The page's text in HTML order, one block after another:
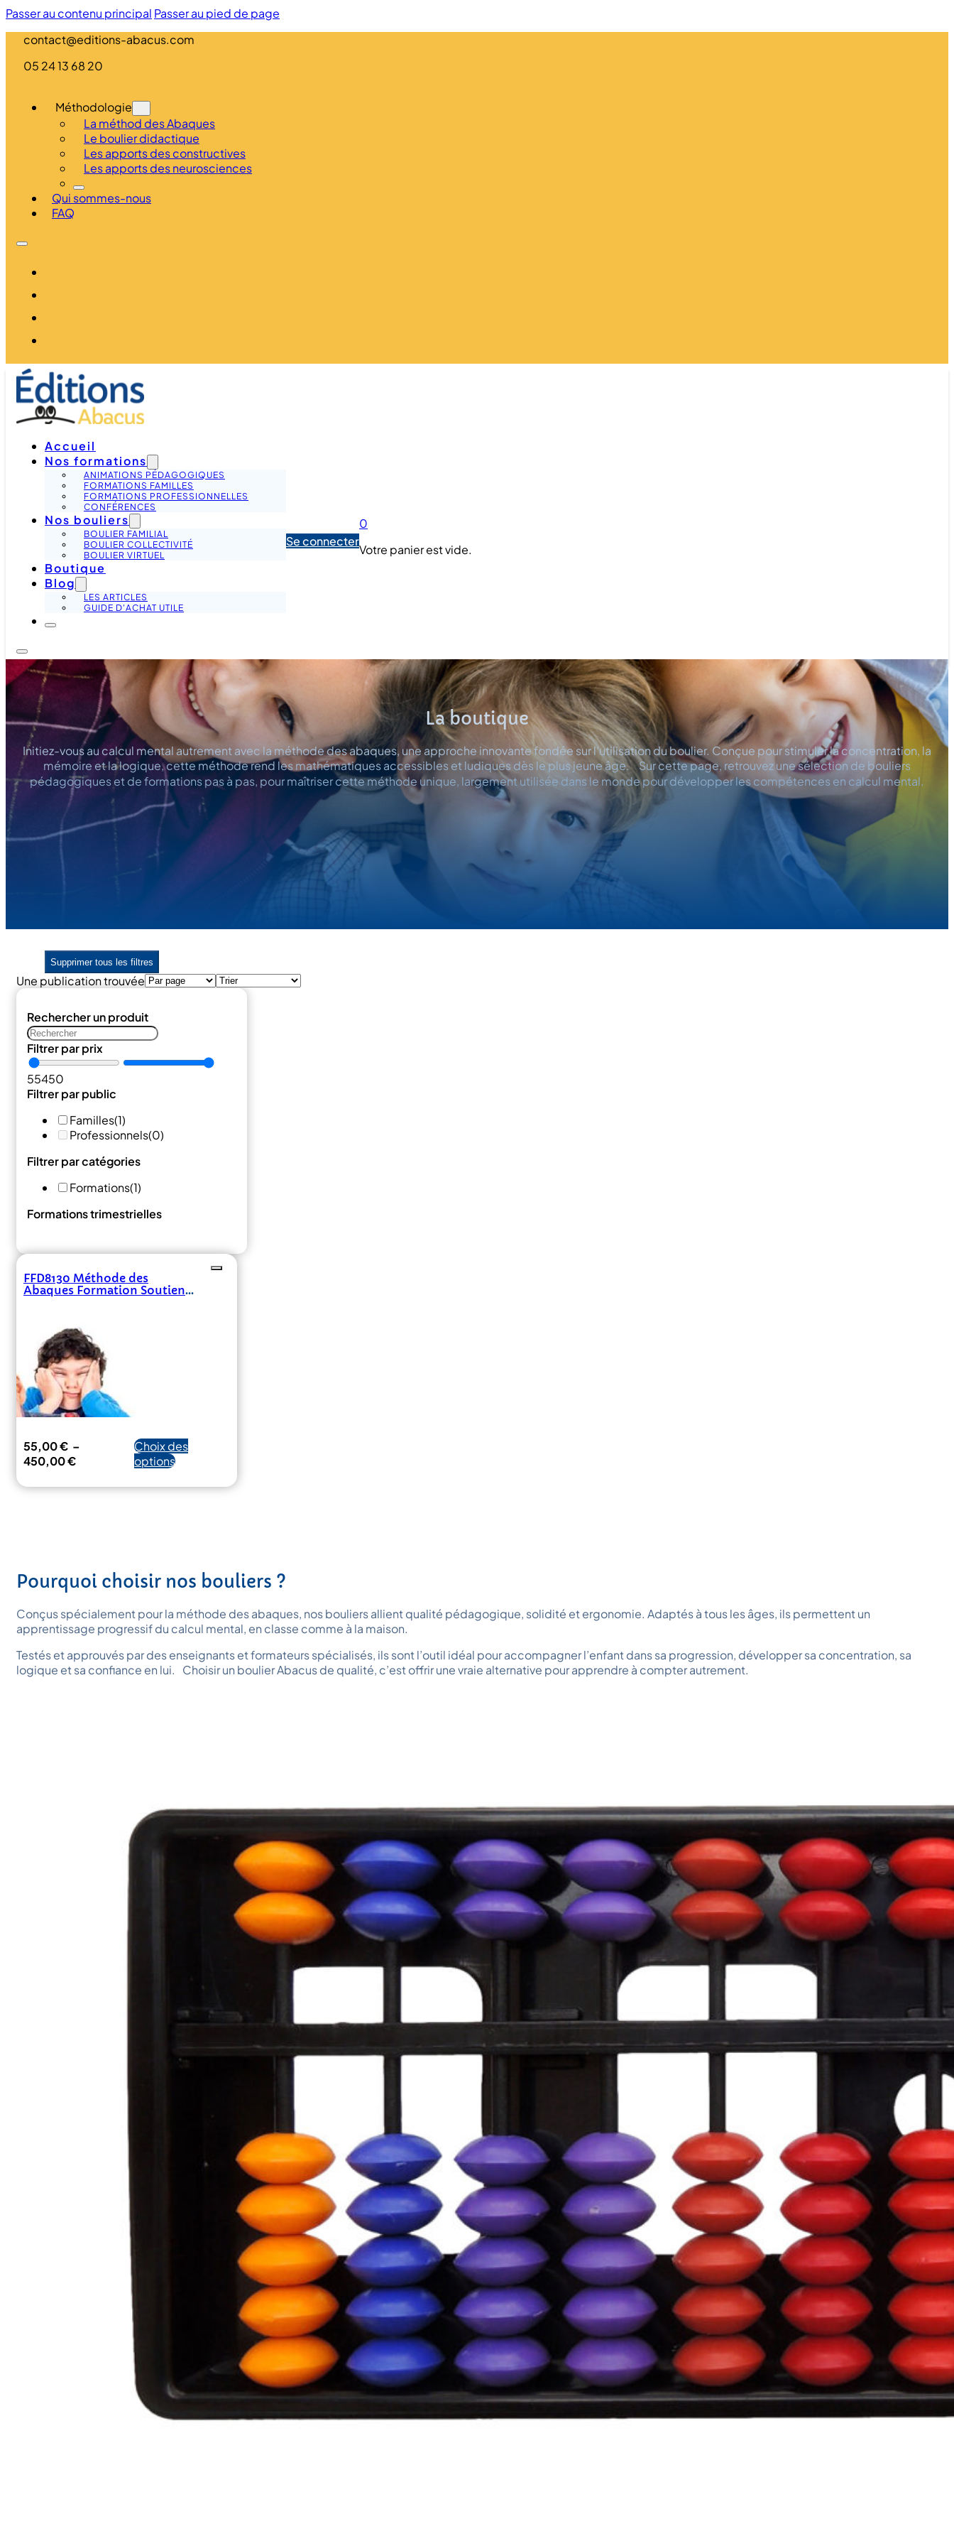
Passer au contenu principal Passer au pied de page
contact@editions-abacus.com
05 24 13 68 20
Méthodologie
La méthod des Abaques
Le boulier didactique
Les apports des constructives
Les apports des neurosciences
Qui sommes-nous
FAQ
Accueil
Nos formations
ANIMATIONS PÉDAGOGIQUES
FORMATIONS FAMILLES
FORMATIONS PROFESSIONNELLES
CONFÉRENCES
Nos bouliers
BOULIER FAMILIAL
BOULIER COLLECTIVITÉ
BOULIER VIRTUEL
Boutique
Blog
LES ARTICLES
GUIDE D'ACHAT UTILE
Se connecter
0
Votre panier est vide.
La boutique
Initiez-vous au calcul mental autrement avec la méthode des abaques, une approche innovante fondée sur l’utilisation du boulier. Conçue pour stimuler la concentration, la
mémoire et la logique, cette méthode rend les mathématiques accessibles et ludiques dès le plus jeune âge. Sur cette page, retrouvez une sélection de bouliers
pédagogiques et de formations pas à pas, pour maîtriser cette méthode unique, largement utilisée dans le monde pour développer les compétences en calcul mental.
Supprimer tous les filtres
Une publication trouvée
Rechercher un produit
Filtrer par prix
55450
Filtrer par public
Familles(1)
Professionnels(0)
Filtrer par catégories
Formations(1)
Formations trimestrielles
FFD8130 Méthode des
Abaques Formation Soutien
55,00€ –
450,00€Plage
prix :
Choix des
optionsCe
a
être
sur
la
du
produit
Pourquoi choisir nos bouliers ?
Conçus spécialement pour la méthode des abaques, nos bouliers allient qualité pédagogique, solidité et ergonomie. Adaptés à tous les âges, ils permettent un
apprentissage progressif du calcul mental, en classe comme à la maison.
Testés et approuvés par des enseignants et formateurs spécialisés, ils sont l’outil idéal pour accompagner l’enfant dans sa progression, développer sa concentration, sa
logique et sa confiance en lui. Choisir un boulier Abacus de qualité, c’est offrir une vraie alternative pour apprendre à compter autrement.